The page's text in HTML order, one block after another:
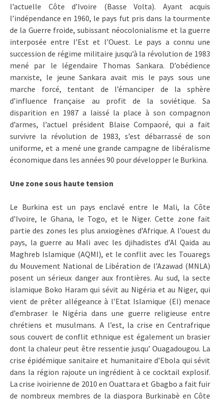
l’actuelle Côte d’Ivoire (Basse Volta). Ayant acquis
l’indépendance en 1960, le pays fut pris dans la tourmente
de la Guerre froide, subissant néocolonialisme et la guerre
interposée entre l’Est et l’Ouest. Le pays a connu une
succession de régime militaire jusqu’à la révolution de 1983
mené par le légendaire Thomas Sankara. D’obédience
marxiste, le jeune Sankara avait mis le pays sous une
marche forcé, tentant de l’émanciper de la sphère
d’influence française au profit de la soviétique. Sa
disparition en 1987 a laissé la place à son compagnon
d’armes, l’actuel président Blaise Compaoré, qui a fait
survivre la révolution de 1983, s’est débarrassé de son
uniforme, et a mené une grande campagne de libéralisme
économique dans les années 90 pour développer le Burkina.
Une zone sous haute tension
Le Burkina est un pays enclavé entre le Mali, la Côte
d’Ivoire, le Ghana, le Togo, et le Niger. Cette zone fait
partie des zones les plus anxiogènes d’Afrique. A l’ouest du
pays, la guerre au Mali avec les djihadistes d’Al Qaida au
Maghreb Islamique (AQMI), et le conflit avec les Touaregs
du Mouvement National de Libération de l’Azawad (MNLA)
posent un sérieux danger aux frontières. Au sud, la secte
islamique Boko Haram qui sévit au Nigéria et au Niger, qui
vient de prêter allégeance à l’Etat Islamique (EI) menace
d’embraser le Nigéria dans une guerre religieuse entre
chrétiens et musulmans. A l’est, la crise en Centrafrique
sous couvert de conflit ethnique est également un brasier
dont la chaleur peut être ressentie jusqu’ Ouagadougou. La
crise épidémique sanitaire et humanitaire d’Ebola qui sévit
dans la région rajoute un ingrédient à ce cocktail explosif.
La crise ivoirienne de 2010 en Ouattara et Gbagbo a fait fuir
de nombreux membres de la diaspora Burkinabè en Côte